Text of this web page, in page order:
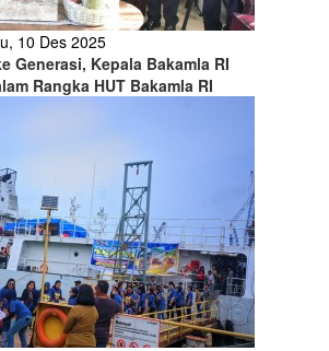
10 Des 2025
Generasi, Kepala Bakamla RI
Rangka HUT Bakamla RI